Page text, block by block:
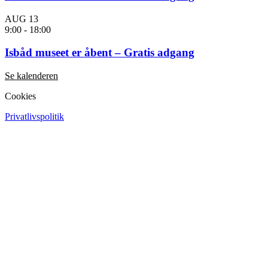
AUG 13
9:00 - 18:00
Isbåd museet er åbent – Gratis adgang
Se kalenderen
Cookies
Privatlivspolitik